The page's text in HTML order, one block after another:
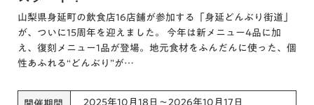
山梨県身延町の飲食店16店舗が参加する「身延どんぶり街道」
が、ついに15周年を迎えました。 今年は新メニュー4品に加
え、復刻メニュー1品が登場。地元食材をふんだんに使った、個
性あふれる“どんぶり”が…
2025年10月18日～2026年10月17日